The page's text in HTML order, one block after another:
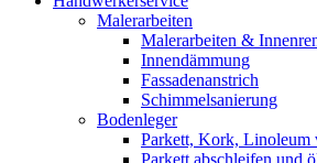
Malerarbeiten
Malerarbeiten &
Innendämmung
Fassadenanstrich
Schimmelsanierung
Bodenleger
Parkett, Kork, Linoleum
Parkett abschleifen und